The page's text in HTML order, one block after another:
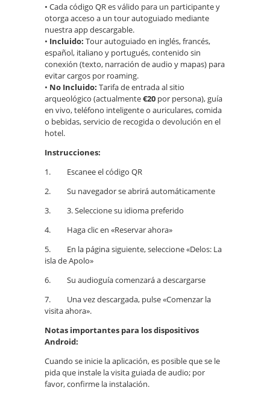
• Cada código QR es válido para un participante y
otorga acceso a un tour autoguiado mediante
nuestra app descargable.
• Incluido: Tour autoguiado en inglés, francés,
español, italiano y portugués, contenido sin
conexión (texto, narración de audio y mapas) para
evitar cargos por roaming.
• No Incluido: Tarifa de entrada al sitio
arqueológico (actualmente€20 por persona), guía
en vivo, teléfono inteligente o auriculares, comida
o bebidas, servicio de recogida o devolución en el
hotel.
Instrucciones:
1. Escanee el código QR
2. Su navegador se abrirá automáticamente
3. 3. Seleccione su idioma preferido
4. Haga clic en «Reservar ahora»
5. En la página siguiente, seleccione «Delos: La
isla de Apolo»
6. Su audioguía comenzará a descargarse
7. Una vez descargada, pulse «Comenzar la
visita ahora».
Notas importantes para los dispositivos
Android:
Cuando se inicie la aplicación, es posible que se le
pida que instale la visita guiada de audio; por
favor, confirme la instalación.